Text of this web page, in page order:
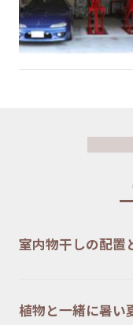
室内物干しの配置
植物と一緒に暑